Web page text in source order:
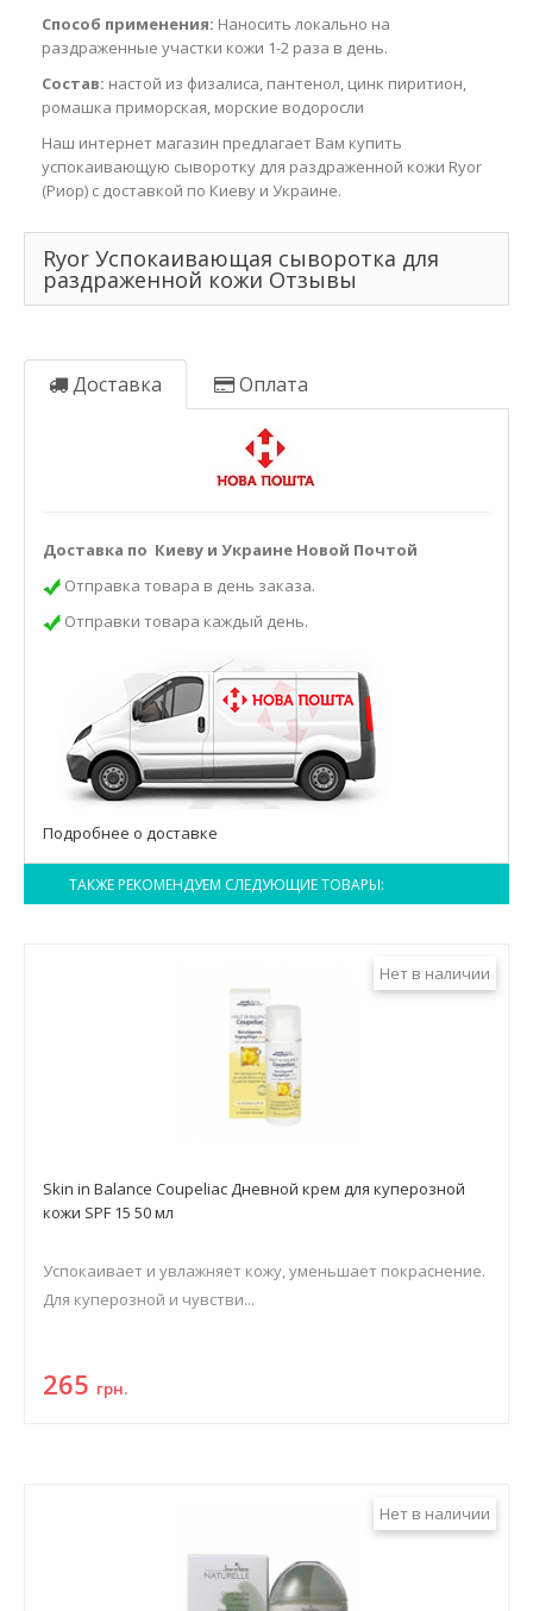
Способ применения: Наносить локально на
раздраженные участки кожи 1-2 раза в день.
Состав: настой из физалиса, пантенол, цинк пиритион,
ромашка приморская, морские водоросли
Наш интернет магазин предлагает Вам купить
успокаивающую сыворотку для раздраженной кожи Ryor
(Риор) с доставкой по Киеву и Украине.
Ryor Успокаивающая сыворотка для
раздраженной кожи Отзывы
Доставка Оплата
Доставка по Киеву и Украине Новой Почтой
Отправка товара в день заказа.
Отправки товара каждый день.
Подробнее о доставке
ТАКЖЕ РЕКОМЕНДУЕМ СЛЕДУЮЩИЕ ТОВАРЫ:
Нет в наличии
Skin in Balance Coupeliac Дневной крем для куперозной
кожи SPF 15 50 мл
Успокаивает и увлажняет кожу, уменьшает покраснение.
Для куперозной и чувстви...
265 грн.
Нет в наличии